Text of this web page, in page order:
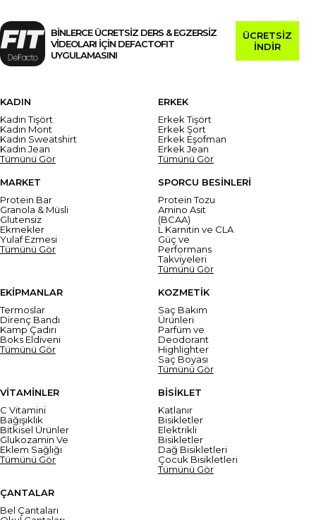
BİNLERCE ÜCRETSİZ DERS & EGZERSİZ
VİDEOLARI İÇİN DEFACTOFIT
UYGULAMASINI
ÜCRETSİZ
İNDİR
KADIN
Kadın Tişört
Kadın Mont
Kadın Sweatshirt
Kadın Jean
Tümünü Gör
ERKEK
Erkek Tişört
Erkek Şort
Erkek Eşofman
Erkek Jean
Tümünü Gör
MARKET
Protein Bar
Granola & Müsli
Glutensiz
Ekmekler
Yulaf Ezmesi
Tümünü Gör
SPORCU BESİNLERİ
Protein Tozu
Amino Asit
(BCAA)
L Karnitin ve CLA
Güç ve
Performans
Takviyeleri
Tümünü Gör
EKİPMANLAR
Termoslar
Direnç Bandı
Kamp Çadırı
Boks Eldiveni
Tümünü Gör
KOZMETİK
Saç Bakım
Ürünleri
Parfüm ve
Deodorant
Highlighter
Saç Boyası
Tümünü Gör
VİTAMİNLER
C Vitamini
Bağışıklık
Bitkisel Ürünler
Glukozamin Ve
Eklem Sağlığı
Tümünü Gör
BİSİKLET
Katlanır
Bisikletler
Elektrikli
Bisikletler
Dağ Bisikletleri
Çocuk Bisikletleri
Tümünü Gör
ÇANTALAR
Bel Çantaları